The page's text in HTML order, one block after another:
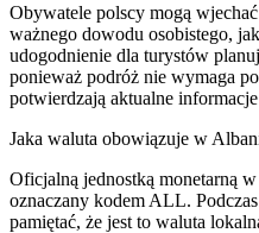
Obywatele polscy mogą
ważnego dowodu osobistego,
udogodnienie dla turystów
ponieważ podróż nie wymaga
potwierdzają aktualne
Jaka waluta obowiązuje w
Oficjalną jednostką monetarną
oznaczany kodem ALL.
pamiętać, że jest to waluta